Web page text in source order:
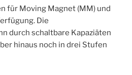
für Moving Magnet (MM) und
Die
durch schaltbare Kapaziäten
hinaus noch in drei Stufen